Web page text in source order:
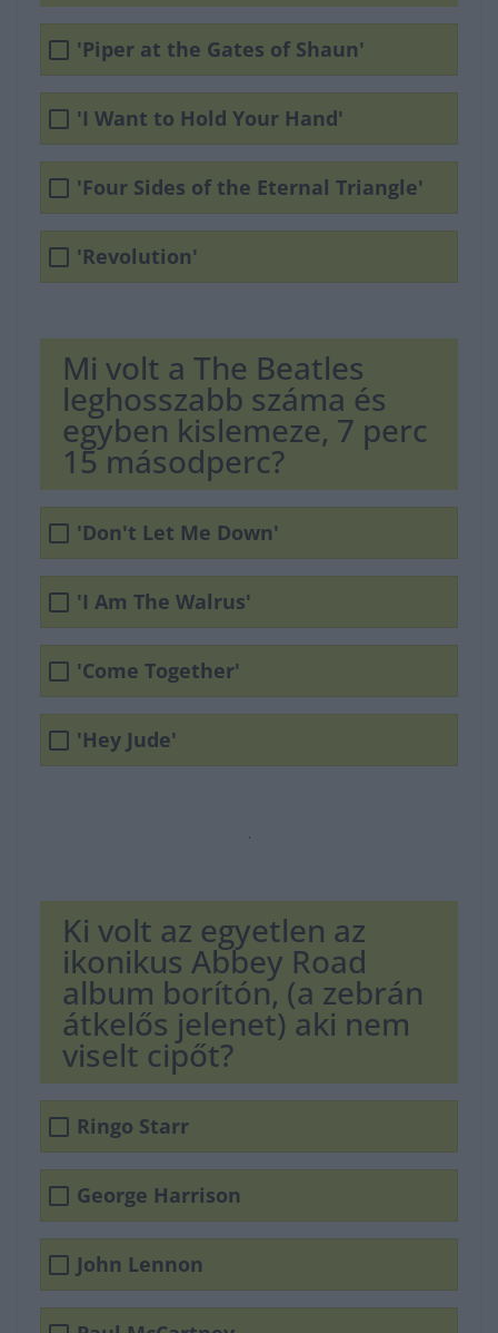
'Piper at the Gates of Shaun'
'I Want to Hold Your Hand'
'Four Sides of the Eternal Triangle'
'Revolution'
Mi volt a The Beatles
leghosszabb száma és
egyben kislemeze, 7 perc
15 másodperc?
'Don't Let Me Down'
'I Am The Walrus'
'Come Together'
'Hey Jude'
.
Ki volt az egyetlen az
ikonikus Abbey Road
album borítón, (a zebrán
átkelős jelenet) aki nem
viselt cipőt?
Ringo Starr
George Harrison
John Lennon